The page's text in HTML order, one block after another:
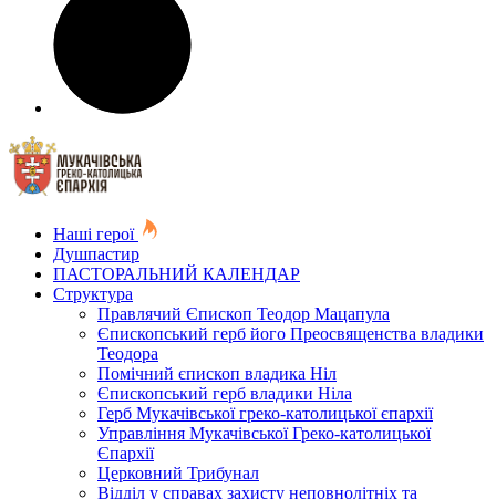
Наші герої
Душпастир
ПАСТОРАЛЬНИЙ КАЛЕНДАР
Структура
Правлячий Єпископ Теодор Мацапула
Єпископський герб його Преосвященства владики
Теодора
Помічний єпископ владика Ніл
Єпископський герб владики Ніла
Герб Мукачівської греко-католицької єпархії
Управління Мукачівської Греко-католицької
Єпархії
Церковний Трибунал
Відділ у справах захисту неповнолітніх та